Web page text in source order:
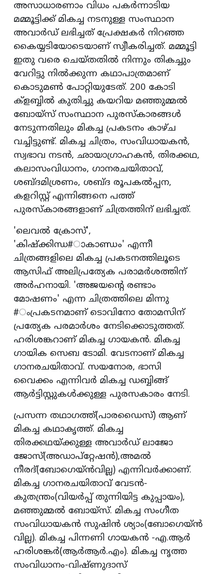
അസാധാരണാം വിധം പകര്‍ന്നാടിയ
മമ്മൂട്ടിക്ക് മികച്ച നടനുള്ള സംസ്ഥാന
അവാര്‍ഡ് ലഭിച്ചത് പ്രേക്ഷകര്‍ നിറഞ്ഞ
കൈയ്യടിയോടെയാണ് സ്വീകരിച്ചത്. മമ്മൂട്ടി
ഇതു വരെ ചെയ്തതില്‍ നിന്നും തികച്ചും
വേറിട്ടു നില്‍ക്കുന്ന കഥാപാത്രമാണ്
കൊടുമണ്‍ പോറ്റിയുടേത്. 200 കോടി
ക്‌ളബ്ബില്‍ കുതിച്ചു കയറിയ മഞ്ഞുമ്മല്‍
ബോയ്‌സ് സംസ്ഥാന പുരസ്‌കാരങ്ങള്‍
നേടുന്നതിലും മികച്ച പ്രകടനം കാഴ്ച
വച്ചിട്ടുണ്ട്. മികച്ച ചിത്രം, സംവിധായകന്‍,
സ്വഭാവ നടന്‍, ഛായാഗ്രാഹകന്‍, തിരക്കഥ,
കലാസംവിധാനം, ഗാനരചയിതാവ്,
ശബ്ദമിശ്രണം, ശബ്ദ രൂപകല്‍പ്പന,
കളറിസ്റ്റ് എന്നിങ്ങനെ പത്ത്
പുരസ്‌കാരങ്ങളാണ് ചിത്രത്തിന് ലഭിച്ചത്.
'ലെവല്‍ ക്രോസ്',
'കിഷ്‌ക്കിന്ധ#ാകാണ്ഡം' എന്നീ
ചിത്രങ്ങളിലെ മികച്ച പ്രകടനത്തിലൂടെ
ആസിഫ് അലിപ്രത്യേക പരാമര്‍ശത്തിന്
അര്‍ഹനായി. 'അജയന്റെ രണ്ടാം
മോഷണം' എന്ന ചിത്രത്തിലെ മിന്നു
#ംപ്രകടനമാണ് ടൊവിനോ തോമസിന്
പ്രത്യേക പരമാര്‍ശം നേടിക്കൊടുത്തത്.
ഹരിശങ്കറാണ് മികച്ച ഗായകന്‍. മികച്ച
ഗായിക സെബ ടോമി. വേടനാണ് മികച്ച
ഗാനരചയിതാവ്. സയനോര, ഭാസി
വൈക്കം എന്നിവര്‍ മികച്ച ഡബ്ബിങ്ങ്
ആര്‍ട്ടിസ്റ്റുകള്‍ക്കുള്ള പുരസകാരം നേടി.
പ്രസന്ന തഥാഗത്ത്(പാരഡൈസ്) ആണ്
മികച്ച കഥാകൃത്ത്. മികച്ച
തിരക്കഥയ്ക്കുള്ള അവാര്‍ഡ് ലാജോ
ജോസ്(അഡാപ്‌റ്റേഷന്‍),അമല്‍
നീരദ്(ബോഗെയ്ന്‍വില്ല) എന്നിവര്‍ക്കാണ്.
മികച്ച ഗാനരചയിതാവ് വേടന്‍-
കുതന്ത്രം(വിയര്‍പ്പ് തുന്നിയിട്ട കുപ്പായം),
മഞ്ഞുമ്മല്‍ ബോയ്‌സ്. മികച്ച സംഗീത
സംവിധായകന്‍ സുഷിന്‍ ശ്യാം(ബോഗെയ്ന്‍
വില്ല). മികച്ച പിന്നണി ഗായകന്‍ -എ.ആര്‍
ഹരിശങ്കര്‍(ആര്‍ആര്‍.എം). മികച്ച നൃത്ത
സംവിധാനം-വിഷ്ണുദാസ്